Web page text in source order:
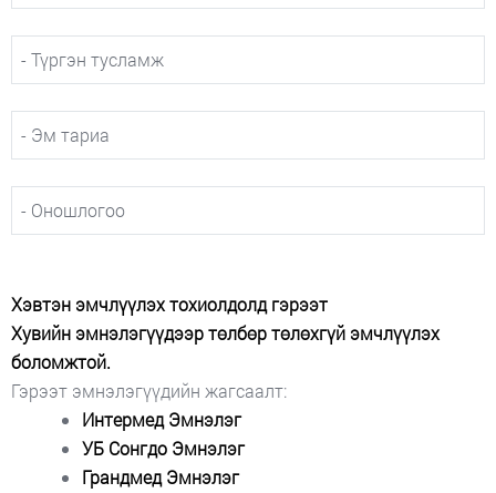
- Түргэн тусламж
- Эм тариа
- Оношлогоо
Хэвтэн эмчлүүлэх тохиолдолд гэрээт
Хувийн эмнэлэгүүдээр төлбөр төлөхгүй эмчлүүлэх
боломжтой.
Гэрээт эмнэлэгүүдийн жагсаалт:
Интермед Эмнэлэг
УБ Сонгдо Эмнэлэг
Грандмед Эмнэлэг